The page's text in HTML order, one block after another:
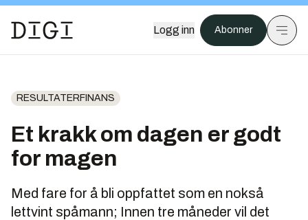
Logg inn Abonner
RESULTATERFINANS
Et krakk om dagen er godt
for magen
Med fare for å bli oppfattet som en nokså
lettvint spåmann; Innen tre måneder vil det